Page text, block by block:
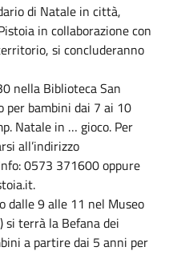
di Natale in città,
in collaborazione con
si concluderanno
nella Biblioteca San
per bambini dai 7 ai 10
Natale in … gioco. Per
all’indirizzo
0573 371600 oppure
dalle 9 alle 11 nel Museo
si terrà la Befana dei
a partire dai 5 anni per